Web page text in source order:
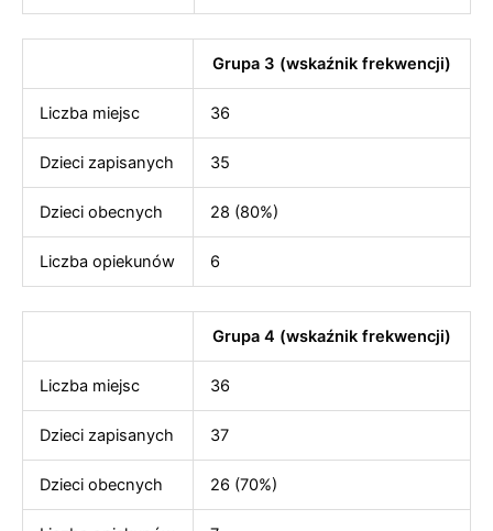
Grupa 3 (wskaźnik frekwencji)
Liczba miejsc 36
Dzieci zapisanych 35
Dzieci obecnych 28 (80%)
Liczba opiekunów 6
Grupa 4 (wskaźnik frekwencji)
Liczba miejsc 36
Dzieci zapisanych 37
Dzieci obecnych 26 (70%)